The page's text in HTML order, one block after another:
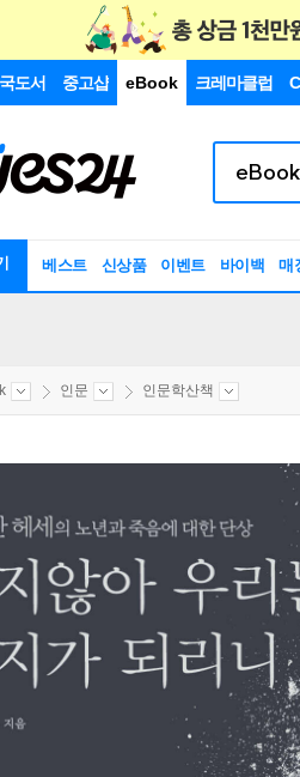
도서 중고샵 eBook 크레마클럽
베스트 신상품 이벤트 바이백 매
인문 인문학산책